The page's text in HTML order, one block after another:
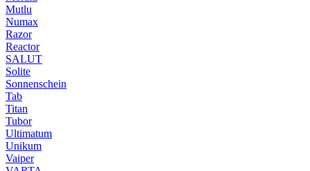
Mutlu
Numax
Razor
Reactor
SALUT
Solite
Sonnenschein
Tab
Titan
Tubor
Ultimatum
Unikum
Vaiper